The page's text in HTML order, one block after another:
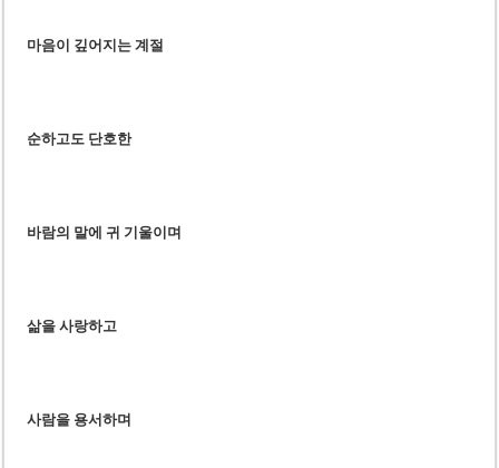
마음이 깊어지는 계절
순하고도 단호한
바람의 말에 귀 기울이며
삶을 사랑하고
사람을 용서하며